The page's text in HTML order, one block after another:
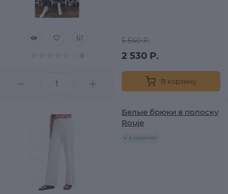
0
5 540 Р.
2 530 Р.
В корзину
Белые брюки в полоску
Rouje
в наличии